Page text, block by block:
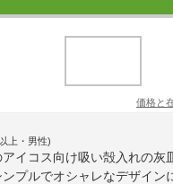
価格と
上・男性)
アイコス向け吸い殻入れの灰
プルでオシャレなデザイン